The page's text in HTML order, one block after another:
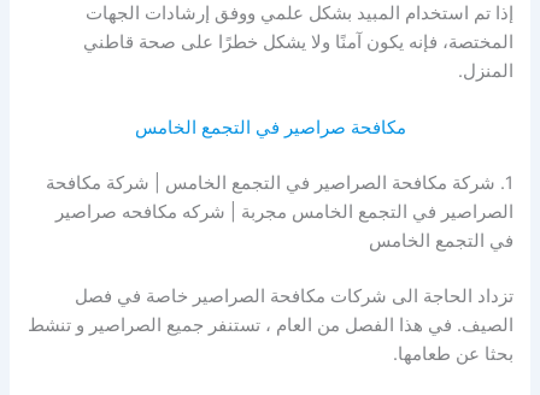
إذا تم استخدام المبيد بشكل علمي ووفق إرشادات الجهات
المختصة، فإنه يكون آمنًا ولا يشكل خطرًا على صحة قاطني
المنزل.
مكافحة صراصير في التجمع الخامس
1. شركة مكافحة الصراصير في التجمع الخامس | شركة مكافحة
الصراصير في التجمع الخامس مجربة | شركه مكافحه صراصير
في التجمع الخامس
تزداد الحاجة الى شركات مكافحة الصراصير خاصة في فصل
الصيف. في هذا الفصل من العام ، تستنفر جميع الصراصير و تنشط
بحثا عن طعامها.